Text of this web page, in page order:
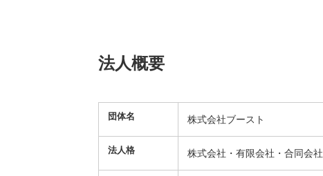
法人概要
団体名 株式会社ブースト
法人格 株式会社・有限会社・合同会社